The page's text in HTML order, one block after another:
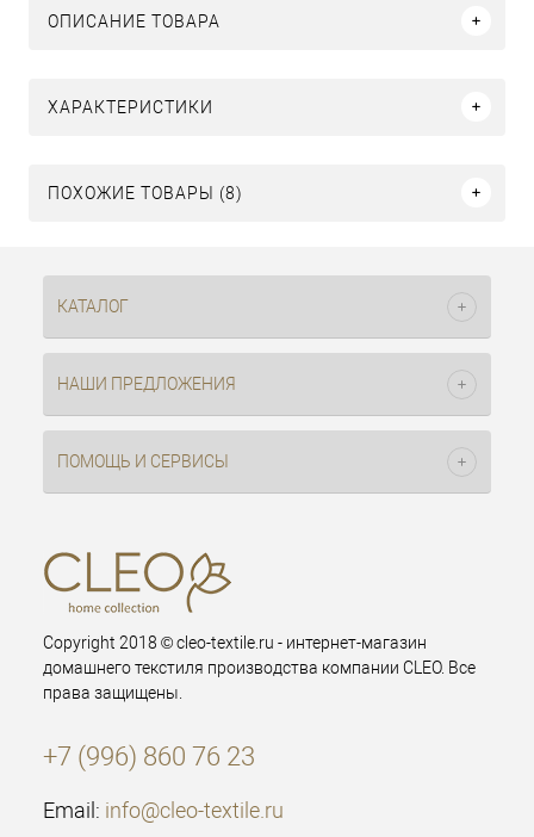
ОПИСАНИЕ ТОВАРА
ХАРАКТЕРИСТИКИ
ПОХОЖИЕ ТОВАРЫ (8)
КАТАЛОГ
НАШИ ПРЕДЛОЖЕНИЯ
ПОМОЩЬ И СЕРВИСЫ
Copyright 2018 © cleo-textile.ru - интернет-магазин
домашнего текстиля производства компании CLEO. Все
права защищены.
+7 (996) 860 76 23
Email: info@cleo-textile.ru